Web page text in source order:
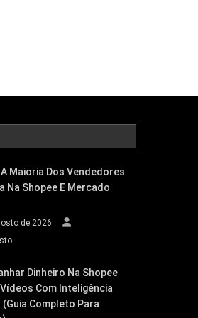
A Maioria Dos Vendedores
Na Shopee E Mercado
de 2026
Dinheiro Na Shopee
Com Inteligência
Completo Para